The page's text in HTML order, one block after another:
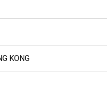
KONG